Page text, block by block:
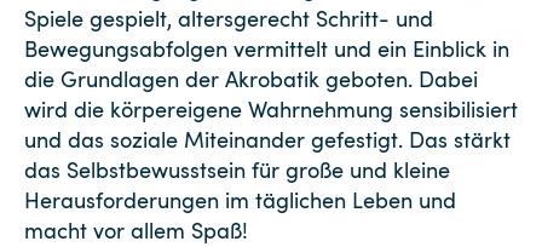
Spiele gespielt, altersgerecht Schritt- und
Bewegungsabfolgen vermittelt und ein Einblick in
die Grundlagen der Akrobatik geboten. Dabei
wird die körpereigene Wahrnehmung sensibilisiert
und das soziale Miteinander gefestigt. Das stärkt
das Selbstbewusstsein für große und kleine
Herausforderungen im täglichen Leben und
macht vor allem Spaß!